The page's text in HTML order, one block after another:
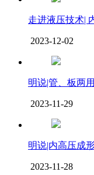
走进液压技术|
2023-12-02
明说|管、板两
2023-11-29
明说|内高压成
2023-11-28